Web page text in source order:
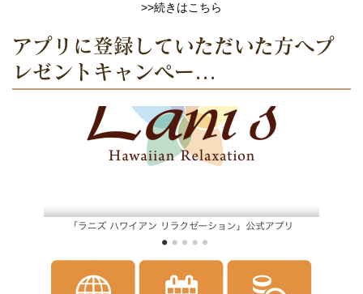
>>続きはこちら
アプリに登録していただいた方へプ
レゼントキャンペー...